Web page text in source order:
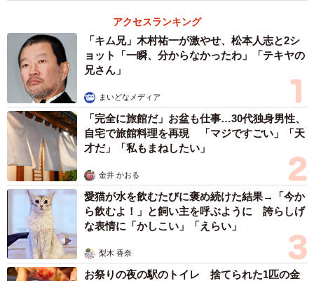
アクセスランキング
「キム兄」木村祐一が激やせ、松本人志と2シ
ョット「一瞬、分からなかったわ」「テキヤの
兄さん」
まいどなメディア
「完全に旅館だ」お盆も仕事…30代独身男性、
自宅で旅館料理を再現 「マジですごい」「天
才だ」「私もまねしたい」
金井 かおる
愛猫が水を飲むたびに褒め続けた結果→「今か
ら飲むよ！」と飼い主を呼ぶように 誇らしげ
な表情に「かしこい」「えらい」
梨木 香奈
お祭りの夜の駅のトイレ 捨てられた1匹の金